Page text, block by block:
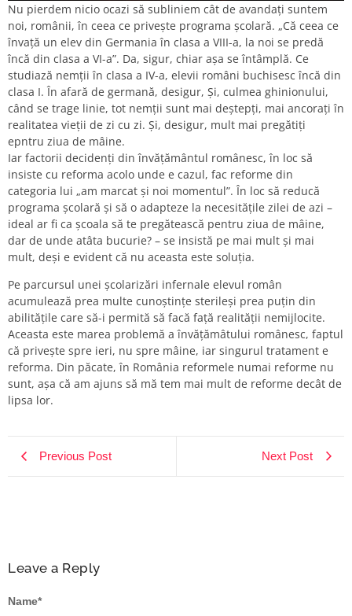
Nu pierdem nicio ocazi să subliniem cât de avandați suntem
noi, românii, în ceea ce privește programa școlară. „Că ceea ce
învață un elev din Germania în clasa a VIII-a, la noi se predă
încă din clasa a VI-a”. Da, sigur, chiar așa se întâmplă. Ce
studiază nemții în clasa a IV-a, elevii români buchisesc încă din
clasa I. În afară de germană, desigur, Și, culmea ghinionului,
când se trage linie, tot nemții sunt mai deștepți, mai ancorați în
realitatea vieții de zi cu zi. Și, desigur, mult mai pregătiți
epntru ziua de mâine.
Iar factorii decidenți din învățământul românesc, în loc să
insiste cu reforma acolo unde e cazul, fac reforme din
categoria lui „am marcat și noi momentul”. În loc să reducă
programa școlară și să o adapteze la necesitățile zilei de azi –
ideal ar fi ca școala să te pregătească pentru ziua de mâine,
dar de unde atâta bucurie? – se insistă pe mai mult și mai
mult, deși e evident că nu aceasta este soluția.
Pe parcursul unei școlarizări infernale elevul român
acumulează prea multe cunoștințe sterileși prea puțin din
abilitățile care să-i permită să facă față realității nemijlocite.
Aceasta este marea problemă a învățămâtului românesc, faptul
că privește spre ieri, nu spre mâine, iar singurul tratament e
reforma. Din păcate, în România reformele numai reforme nu
sunt, așa că am ajuns să mă tem mai mult de reforme decât de
lipsa lor.
Previous Post Next Post
Leave a Reply
Name*